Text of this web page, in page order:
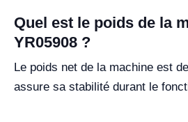
Quel est le poids de la
YR05908 ?
Le poids net de la machine est
assure sa stabilité durant le